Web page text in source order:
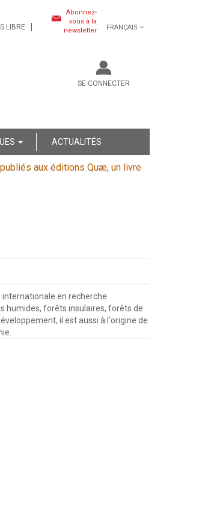
LIBRE
Abonnez-
vous à la
newsletter
FRANÇAIS
SE CONNECTER
ACTUALITÉS
aux éditions Quæ, un livre
en recherche
humides, forêts insulaires, forêts de
il est aussi à l'origine de